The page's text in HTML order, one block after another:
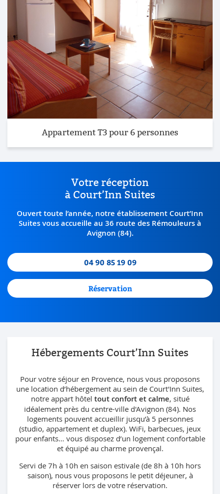
Appartement T3 pour 6 personnes
Votre réception
à Court’Inn Suites
Ouvert toute l’année, notre établissement Court’Inn
Suitesvous accueille au 36 route des Rémouleurs à
Avignon (84).
04 90 85 19 09
Réservation
Hébergements Court’Inn Suites
Pour votre séjour en Provence, nous vous proposons
une location d’hébergement au sein de Court'Inn Suites,
notre appart hôtel tout confort et calme, situé
idéalement près du centre-ville d'Avignon (84). Nos
logements pouvent accueillir jusqu’à 5 personnes
(studio, appartement et duplex). WiFi, barbecues, jeux
pour enfants… vous disposez d’un logement confortable
et équipé au charme provençal.
Servi de 7h à 10h en saison estivale (de 8h à 10h hors
saison), nous vous proposons le petit déjeuner, à
réserver lors de votre réservation.